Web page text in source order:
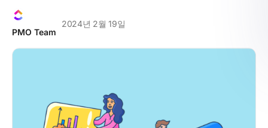
PMO Team
2024년 2월 19일